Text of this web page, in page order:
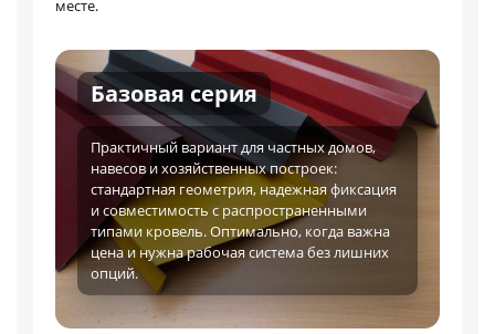
месте.
Базовая серия
Практичный вариант для частных домов,
навесов и хозяйственных построек:
стандартная геометрия, надежная фиксация
и совместимость с распространенными
типами кровель. Оптимально, когда важна
цена и нужна рабочая система без лишних
опций.